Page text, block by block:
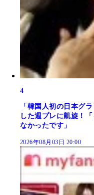
4
「韓国人初の日本グ
した週プレに凱旋！
なかったです」
2026年08月03日 20:00